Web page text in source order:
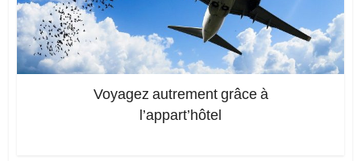
Voyagez autrement grâce à
l’appart’hôtel